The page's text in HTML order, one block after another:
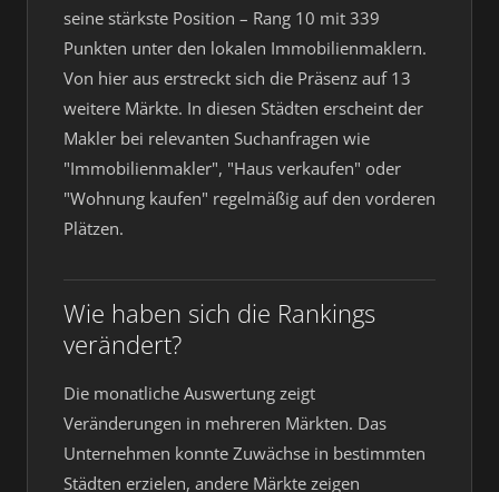
seine stärkste Position – Rang 10 mit 339
Punkten unter den lokalen Immobilienmaklern.
Von hier aus erstreckt sich die Präsenz auf 13
weitere Märkte. In diesen Städten erscheint der
Makler bei relevanten Suchanfragen wie
"Immobilienmakler", "Haus verkaufen" oder
"Wohnung kaufen" regelmäßig auf den vorderen
Plätzen.
Wie haben sich die Rankings
verändert?
Die monatliche Auswertung zeigt
Veränderungen in mehreren Märkten. Das
Unternehmen konnte Zuwächse in bestimmten
Städten erzielen, andere Märkte zeigen